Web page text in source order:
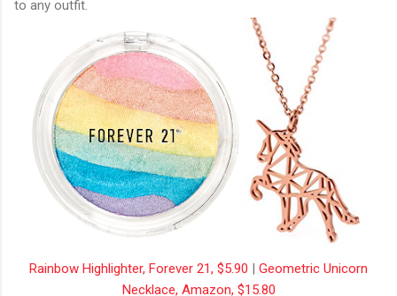
to any outfit.
Rainbow Highlighter, Forever 21, $5.90 | Geometric Unicorn
Necklace, Amazon, $15.80